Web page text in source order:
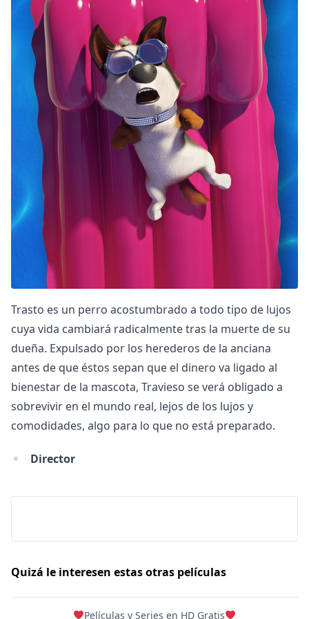
Peacock
Trasto es un perro acostumbrado a todo tipo de lujos
cuya vida cambiará radicalmente tras la muerte de su
dueña. Expulsado por los herederos de la anciana
antes de que éstos sepan que el dinero va ligado al
bienestar de la mascota, Travieso se verá obligado a
sobrevivir en el mundo real, lejos de los lujos y
comodidades, algo para lo que no está preparado.
Director
Quizá le interesen estas otras películas
Películas y Series en HD Gratis